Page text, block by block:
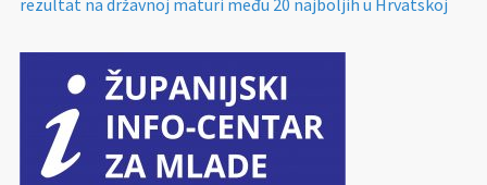
rezultat na državnoj maturi među 20 najboljih u Hrvatskoj